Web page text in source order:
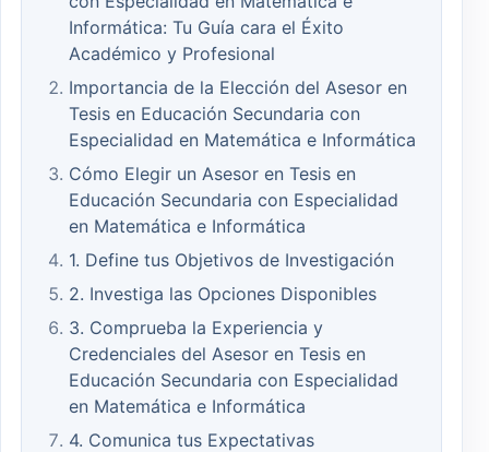
Informática: Tu Guía cara el Éxito
Académico y Profesional
Importancia de la Elección del Asesor en
Tesis en Educación Secundaria con
Especialidad en Matemática e Informática
Cómo Elegir un Asesor en Tesis en
Educación Secundaria con Especialidad
en Matemática e Informática
1. Define tus Objetivos de Investigación
2. Investiga las Opciones Disponibles
3. Comprueba la Experiencia y
Credenciales del Asesor en Tesis en
Educación Secundaria con Especialidad
en Matemática e Informática
4. Comunica tus Expectativas